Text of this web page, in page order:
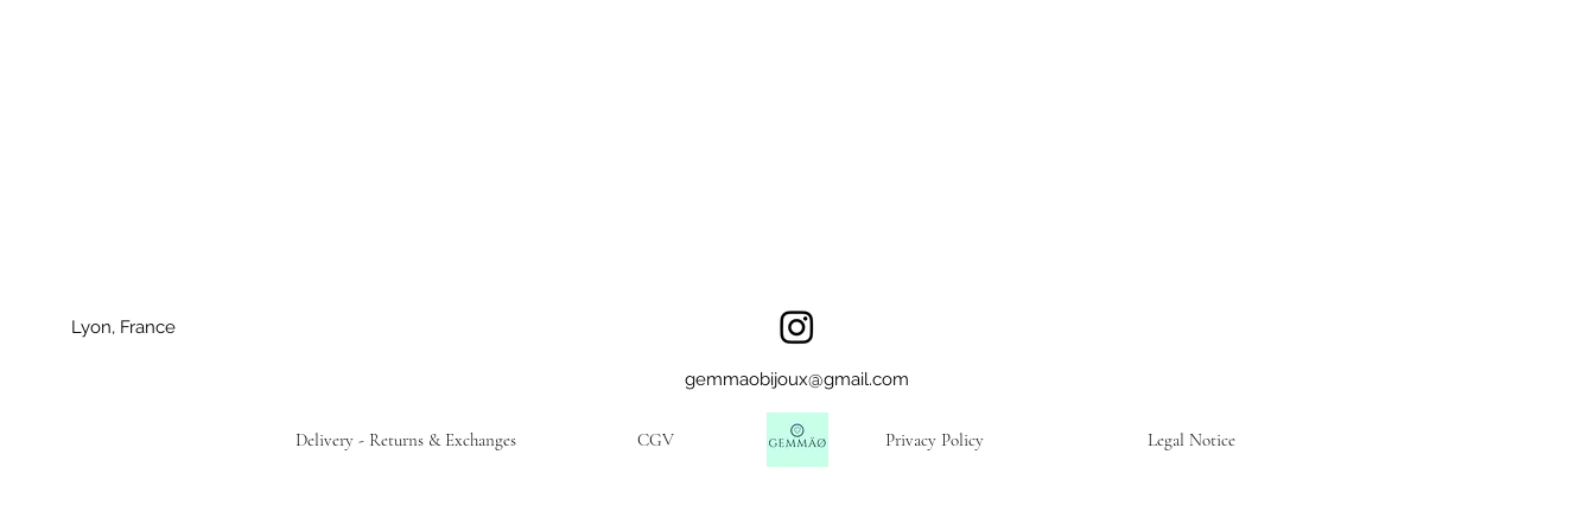
Lyon, France
gemmaobijoux@gmail.com
Delivery - Returns & Exchanges CGV Privacy Policy Legal Notice